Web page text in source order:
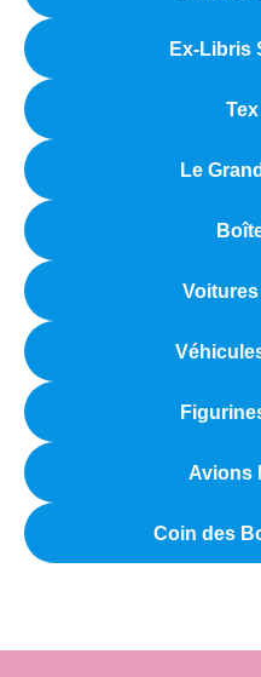
Ex-Libris
Le
Avions
Coin des